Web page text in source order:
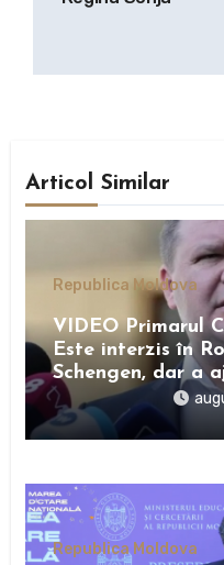
Articol Similar
Republica Moldova
VIDEO Primarul
Este interzis în
Schengen, dar a
Republica Moldova